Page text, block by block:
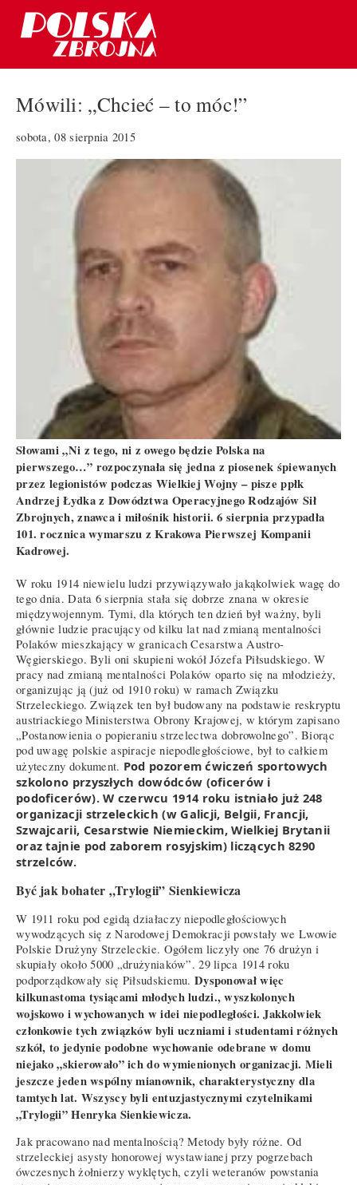
Mówili: „Chcieć – to móc!”
sobota, 08 sierpnia 2015
Słowami „Ni z tego, ni z owego będzie Polska na
pierwszego…” rozpoczynała się jedna z piosenek śpiewanych
przez legionistów podczas Wielkiej Wojny – pisze ppłk
Andrzej Łydka z Dowództwa Operacyjnego Rodzajów Sił
Zbrojnych, znawca i miłośnik historii. 6 sierpnia przypadła
101. rocznica wymarszu z Krakowa Pierwszej Kompanii
Kadrowej.
W roku 1914 niewielu ludzi przywiązywało jakąkolwiek wagę do
tego dnia. Data 6 sierpnia stała się dobrze znana w okresie
międzywojennym. Tymi, dla których ten dzień był ważny, byli
głównie ludzie pracujący od kilku lat nad zmianą mentalności
Polaków mieszkający w granicach Cesarstwa Austro-
Węgierskiego. Byli oni skupieni wokół Józefa Piłsudskiego. W
pracy nad zmianą mentalności Polaków oparto się na młodzieży,
organizując ją (już od 1910 roku) w ramach Związku
Strzeleckiego. Związek ten był budowany na podstawie reskryptu
austriackiego Ministerstwa Obrony Krajowej, w którym zapisano
„Postanowienia o popieraniu strzelectwa dobrowolnego”. Biorąc
pod uwagę polskie aspiracje niepodległościowe, był to całkiem
użyteczny dokument. Pod pozorem ćwiczeń sportowych
szkolono przyszłych dowódców (oficerów i
podoficerów). W czerwcu 1914 roku istniało już 248
organizacji strzeleckich (w Galicji, Belgii, Francji,
Szwajcarii, Cesarstwie Niemieckim, Wielkiej Brytanii
oraz tajnie pod zaborem rosyjskim) liczących 8290
strzelców.
Być jak bohater „Trylogii” Sienkiewicza
W 1911 roku pod egidą działaczy niepodległościowych
wywodzących się z Narodowej Demokracji powstały we Lwowie
Polskie Drużyny Strzeleckie. Ogółem liczyły one 76 drużyn i
skupiały około 5000 „drużyniaków”. 29 lipca 1914 roku
podporządkowały się Piłsudskiemu. Dysponował więc
kilkunastoma tysiącami młodych ludzi., wyszkolonych
wojskowo i wychowanych w idei niepodległości. Jakkolwiek
członkowie tych związków byli uczniami i studentami różnych
szkół, to jedynie podobne wychowanie odebrane w domu
niejako „skierowało” ich do wymienionych organizacji. Mieli
jeszcze jeden wspólny mianownik, charakterystyczny dla
tamtych lat. Wszyscy byli entuzjastycznymi czytelnikami
„Trylogii” Henryka Sienkiewicza.
Jak pracowano nad mentalnością? Metody były różne. Od
strzeleckiej asysty honorowej wystawianej przy pogrzebach
ówczesnych żołnierzy wyklętych, czyli weteranów powstania